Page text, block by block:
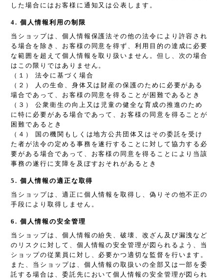
した場合にはお客様に通知又は公表します。
4. 個人情報利用の制限
当ショップは、個人情報保護法その他の法令により許容され
る場合を除き、お客様の同意を得ず、利用目的の達成に必要
な範囲を超えて個人情報を取り扱いません。但し、次の場合
はこの限りではありません。
（１） 法令に基づく場合
（２） 人の生命、身体又は財産の保護のために必要がある
場合であって、お客様の同意を得ることが困難であるとき
（３） 公衆衛生の向上又は児童の健全な育成の推進のため
に特に必要がある場合であって、お客様の同意を得ることが
困難であるとき
（４） 国の機関もしくは地方公共団体又はその委託を受け
た者が法令の定める事務を遂行することに対して協力する必
要がある場合であって、お客様の同意を得ることにより当該
事務の遂行に支障を及ぼすおそれがあるとき
5. 個人情報の適正な取得
当ショップは、適正に個人情報を取得し、偽りその他不正の
手段により取得しません。
6. 個人情報の安全管理
当ショップは、個人情報の紛失、破壊、改ざん及び漏洩など
のリスクに対して、個人情報の安全管理が図られるよう、当
ショップの従業員に対し、必要かつ適切な監督を行います。
また、当ショップは、個人情報の取扱いの全部又は一部を委
託する場合は、委託先において個人情報の安全管理が図られ